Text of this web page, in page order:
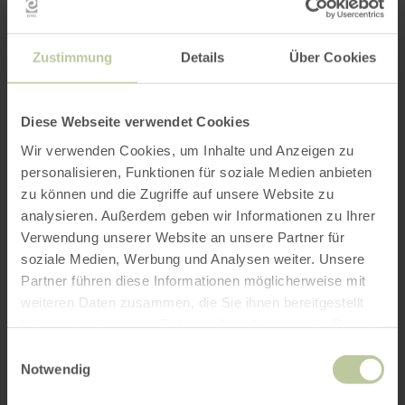
Zustimmung Details Über Cookies
Diese Webseite verwendet Cookies
Wir verwenden Cookies, um Inhalte und Anzeigen zu
personalisieren, Funktionen für soziale Medien anbieten
zu können und die Zugriffe auf unsere Website zu
analysieren. Außerdem geben wir Informationen zu Ihrer
Verwendung unserer Website an unsere Partner für
soziale Medien, Werbung und Analysen weiter. Unsere
Partner führen diese Informationen möglicherweise mit
weiteren Daten zusammen, die Sie ihnen bereitgestellt
Notwendig